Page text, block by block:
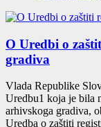
O Uredbi o
gradiva
Vla­da Repu­bli­ke
Ured­bu1 koja je bila
arhiv­sko­ga gra­di­va,
Ured­ba o zašti­ti